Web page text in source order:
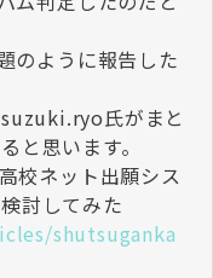
のように報告した
氏がまと
と思います。
校ネット出願シス
討してみた
shutsuganka